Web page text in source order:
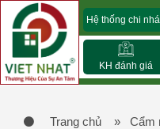
Hệ thống chi
KH đánh giá
Trang chủ » Cẩm